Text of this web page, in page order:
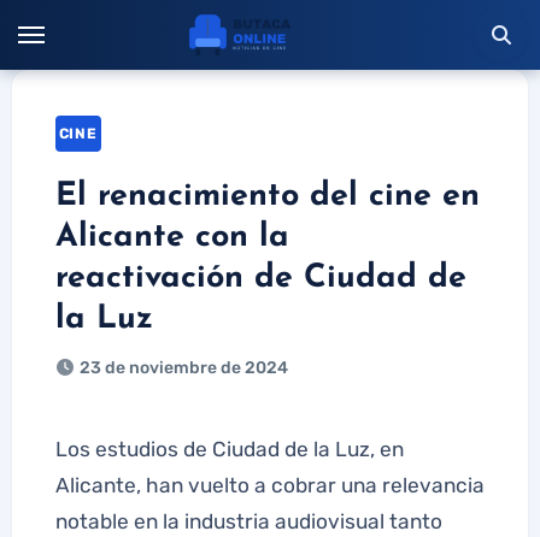
contenido
CINE
El renacimiento del cine en
Alicante con la
reactivación de Ciudad de
la Luz
23 de noviembre de 2024
Los estudios de Ciudad de la Luz, en
Alicante, han vuelto a cobrar una relevancia
notable en la industria audiovisual tanto